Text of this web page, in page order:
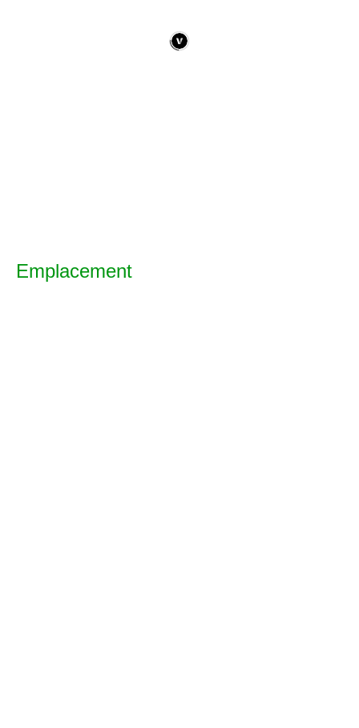
Emplacement